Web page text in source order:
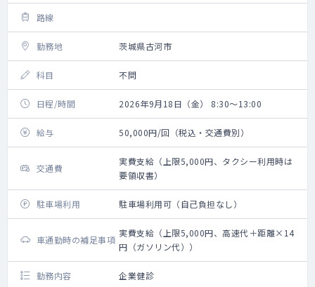
路線
勤務地 茨城県古河市
科目 不問
日程/時間 2026年9月18日（金） 8:30～13:00
給与 50,000円/回（税込・交通費別）
交通費
実費支給（上限5,000円、タクシー利用時は
要領収書）
駐車場利用 駐車場利用可（自己負担なし）
車通勤時の補足事項
実費支給（上限5,000円、高速代＋距離×14
円（ガソリン代））
勤務内容 企業健診